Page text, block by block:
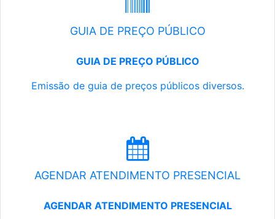
GUIA DE PREÇO PÚBLICO
GUIA DE PREÇO PÚBLICO
Emissão de guia de preços públicos diversos.
AGENDAR ATENDIMENTO PRESENCIAL
AGENDAR ATENDIMENTO PRESENCIAL